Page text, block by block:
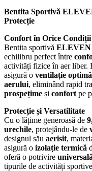
multe
pot
fi
alese
în
pagina
Bentita Sportivă
Protecție
Confort în Orice Condiții
Bentita sportivă ELEVEN
echilibru perfect între
activități fizice în aer liber.
asigură o ventilație optimă
aerului, eliminând rapid
prospețime și confort pe
Protecție și Versatilitate
Cu o lățime generoasă de
urechile, protejându-le de
designul său aerisit,
asigură o izolație termică
oferă o potrivire universală
tipurile de activități